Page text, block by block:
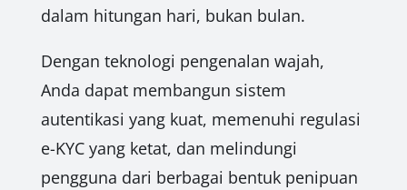
dalam hitungan hari, bukan bulan.
Dengan teknologi pengenalan wajah,
Anda dapat membangun sistem
autentikasi yang kuat, memenuhi regulasi
e-KYC yang ketat, dan melindungi
pengguna dari berbagai bentuk penipuan